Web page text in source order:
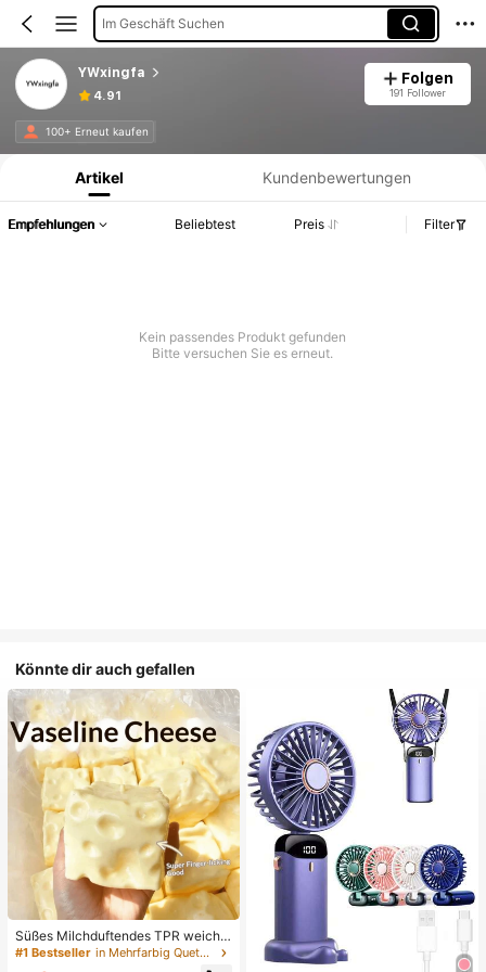
Im Geschäft Suchen
YWxingfa
4.91
Folgen
191 Follower
100+ Erneut kaufen
Produktinformation: Preisangabe, Verkaufs- und Lagerbestandsdetails.
Artikel Kundenbewertungen
Empfehlungen Beliebtest Preis Filter
Kein passendes Produkt gefunden
Bitte versuchen Sie es erneut.
Könnte dir auch gefallen
Süßes Milchduftendes TPR weiche
s quetschbares Dumpling-förmiges
Stressabbau-Spielzeug, 5cm niedli
#1 Bestseller in Mehrfarbig Quetschspielzeug für Teenager